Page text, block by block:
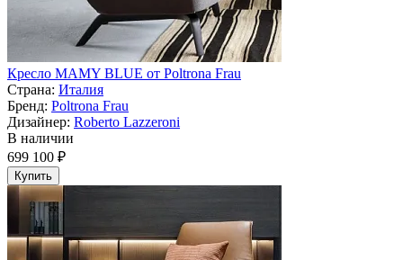
Кресло MAMY BLUE от Poltrona Frau
Страна: Италия
Бренд: Poltrona Frau
Дизайнер: Roberto Lazzeroni
В наличии
699 100 ₽
Купить